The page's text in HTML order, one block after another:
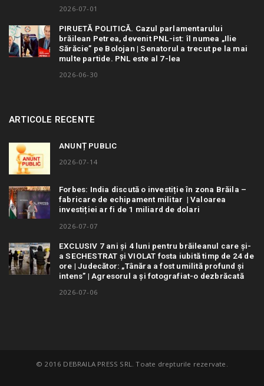
2026-07-01
PIRUETĂ POLITICĂ. Cazul parlamentarului
brăilean Petrea, devenit PNL-ist: îl numea „Ilie
Sărăcie” pe Bolojan | Senatorul a trecut pe la mai
multe partide. PNL este al 7-lea
2026-06-30
ARTICOLE RECENTE
ANUNȚ PUBLIC
2026-07-14
Forbes: India discută o investiție în zona Brăila –
fabricare de echipament militar | Valoarea
investiției ar fi de 1 miliard de dolari
2026-07-07
EXCLUSIV 7 ani și 4 luni pentru brăileanul care și-
a SECHESTRAT și VIOLAT fosta iubită timp de 24 de
ore | Judecător: „Tânăra a fost umilită profund și
intens” | Agresorul a și fotografiat-o dezbrăcată
2026-07-06
© 2016 DEBRAILA PRESS SRL. Toate drepturile rezervate.